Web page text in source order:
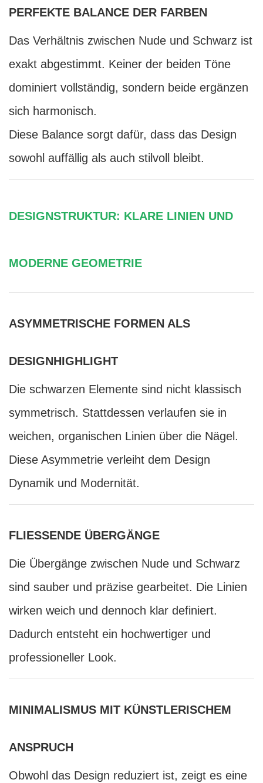
PERFEKTE BALANCE DER FARBEN
Das Verhältnis zwischen Nude und Schwarz ist
exakt abgestimmt. Keiner der beiden Töne
dominiert vollständig, sondern beide ergänzen
sich harmonisch.
Diese Balance sorgt dafür, dass das Design
sowohl auffällig als auch stilvoll bleibt.
DESIGNSTRUKTUR: KLARE LINIEN UND
MODERNE GEOMETRIE
ASYMMETRISCHE FORMEN ALS
DESIGNHIGHLIGHT
Die schwarzen Elemente sind nicht klassisch
symmetrisch. Stattdessen verlaufen sie in
weichen, organischen Linien über die Nägel.
Diese Asymmetrie verleiht dem Design
Dynamik und Modernität.
FLIESSENDE ÜBERGÄNGE
Die Übergänge zwischen Nude und Schwarz
sind sauber und präzise gearbeitet. Die Linien
wirken weich und dennoch klar definiert.
Dadurch entsteht ein hochwertiger und
professioneller Look.
MINIMALISMUS MIT KÜNSTLERISCHEM
ANSPRUCH
Obwohl das Design reduziert ist, zeigt es eine